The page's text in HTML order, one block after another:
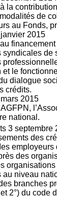
la
de
au Fonds,
janvier 2015
syndicales de
et le
dialogue
crédits.
mars 2015
national.
3 septembre
des
employeurs
des
au niveau
branches
2°) du code